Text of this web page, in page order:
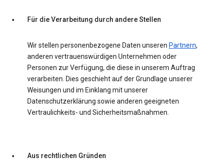
Für die Verarbeitung durch andere Stellen
Wir stellen personenbezogene Daten unseren Partnern,
anderen vertrauenswürdigen Unternehmen oder
Personen zur Verfügung, die diese in unserem Auftrag
verarbeiten. Dies geschieht auf der Grundlage unserer
Weisungen und im Einklang mit unserer
Datenschutzerklärung sowie anderen geeigneten
Vertraulichkeits- und Sicherheitsmaßnahmen.
Aus rechtlichen Gründen